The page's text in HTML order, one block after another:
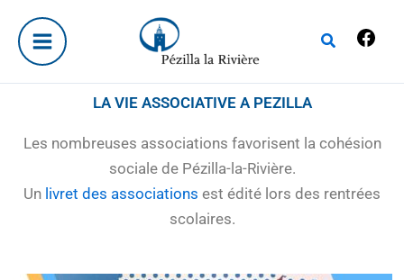
contenu
Rechercher
LA VIE ASSOCIATIVE A PEZILLA
Les nombreuses associations favorisent la cohésion
sociale de Pézilla-la-Rivière.
Un livret des associations est édité lors des rentrées
scolaires.